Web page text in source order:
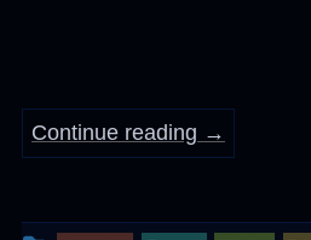
Continue reading →